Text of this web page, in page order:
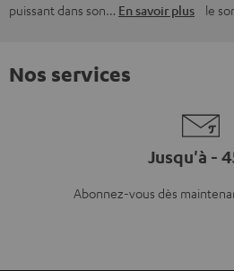
puissant dans son… En savoir plus
le
Nos services
Jusqu'à -
Abonnez-vous dès